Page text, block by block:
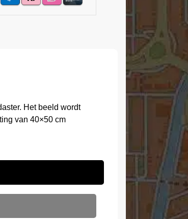
Het beeld wordt
van 40×50 cm